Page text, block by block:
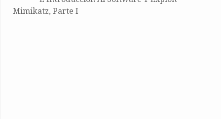
Mimikatz, Parte I